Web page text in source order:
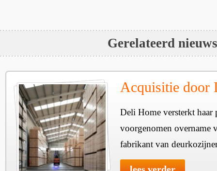
Gerelateerd nieuws
Acquisitie door
Deli Home versterkt haar
voorgenomen overname
fabrikant van
lees verder